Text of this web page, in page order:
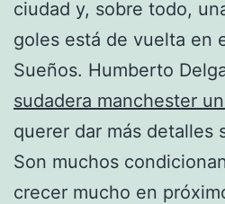
ciudad y, sobre todo,
goles está de vuelta en
Sueños. Humberto
sudadera manchester
querer dar más detalles
Son muchos
crecer mucho en